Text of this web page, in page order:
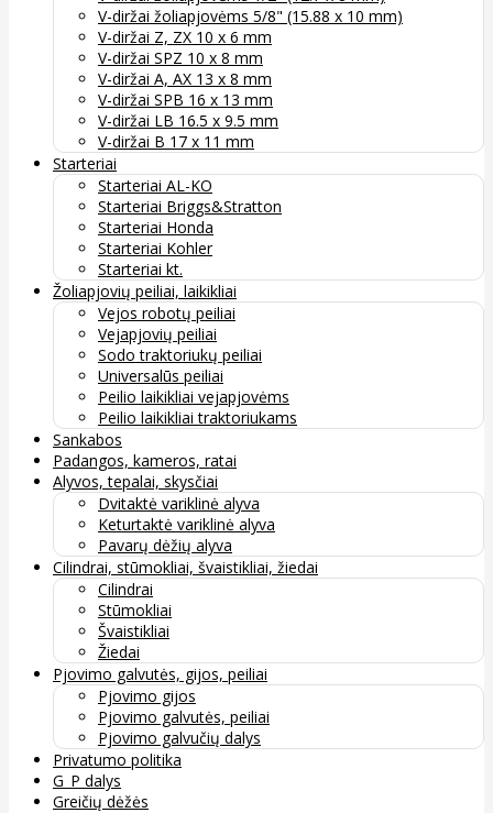
V-diržai žoliapjovėms 5/8" (15.88 x 10 mm)
V-diržai Z, ZX 10 x 6 mm
V-diržai SPZ 10 x 8 mm
V-diržai A, AX 13 x 8 mm
V-diržai SPB 16 x 13 mm
V-diržai LB 16.5 x 9.5 mm
V-diržai B 17 x 11 mm
Starteriai
Starteriai AL-KO
Starteriai Briggs&Stratton
Starteriai Honda
Starteriai Kohler
Starteriai kt.
Žoliapjovių peiliai, laikikliai
Vejos robotų peiliai
Vejapjovių peiliai
Sodo traktoriukų peiliai
Universalūs peiliai
Peilio laikikliai vejapjovėms
Peilio laikikliai traktoriukams
Sankabos
Padangos, kameros, ratai
Alyvos, tepalai, skysčiai
Dvitaktė variklinė alyva
Keturtaktė variklinė alyva
Pavarų dėžių alyva
Cilindrai, stūmokliai, švaistikliai, žiedai
Cilindrai
Stūmokliai
Švaistikliai
Žiedai
Pjovimo galvutės, gijos, peiliai
Pjovimo gijos
Pjovimo galvutės, peiliai
Pjovimo galvučių dalys
Privatumo politika
G_P dalys
Greičių dėžės